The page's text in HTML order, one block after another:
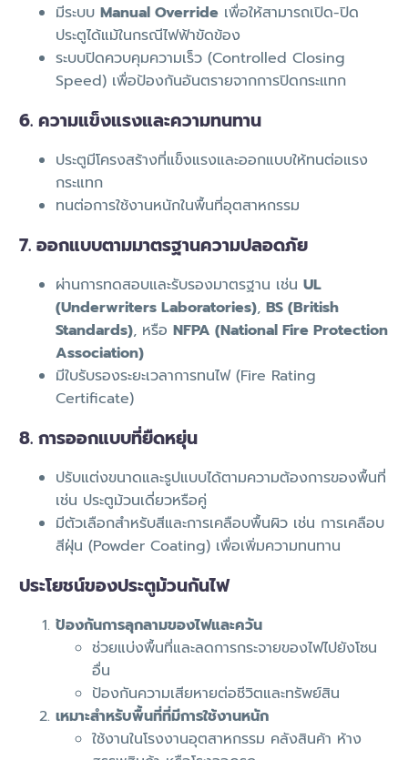
มีระบบ Manual Override เพื่อให้สามารถเปิด-ปิด
ประตูได้แม้ในกรณีไฟฟ้าขัดข้อง
ระบบปิดควบคุมความเร็ว (Controlled Closing
Speed) เพื่อป้องกันอันตรายจากการปิดกระแทก
6. ความแข็งแรงและความทนทาน
ประตูมีโครงสร้างที่แข็งแรงและออกแบบให้ทนต่อแรง
กระแทก
ทนต่อการใช้งานหนักในพื้นที่อุตสาหกรรม
7. ออกแบบตามมาตรฐานความปลอดภัย
ผ่านการทดสอบและรับรองมาตรฐาน เช่น UL
(Underwriters Laboratories), BS (British
Standards), หรือ NFPA (National Fire Protection
Association)
มีใบรับรองระยะเวลาการทนไฟ (Fire Rating
Certificate)
8. การออกแบบที่ยืดหยุ่น
ปรับแต่งขนาดและรูปแบบได้ตามความต้องการของพื้นที่
เช่น ประตูม้วนเดี่ยวหรือคู่
มีตัวเลือกสำหรับสีและการเคลือบพื้นผิว เช่น การเคลือบ
สีฝุ่น (Powder Coating) เพื่อเพิ่มความทนทาน
ประโยชน์ของประตูม้วนกันไฟ
ป้องกันการลุกลามของไฟและควัน
ช่วยแบ่งพื้นที่และลดการกระจายของไฟไปยังโซน
อื่น
ป้องกันความเสียหายต่อชีวิตและทรัพย์สิน
เหมาะสำหรับพื้นที่ที่มีการใช้งานหนัก
ใช้งานในโรงงานอุตสาหกรรม คลังสินค้า ห้าง